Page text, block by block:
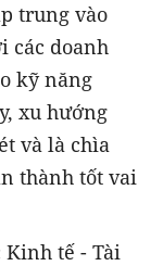
trung vào
các doanh
kỹ năng
xu hướng
và là chìa
thành tốt vai
tế - Tài